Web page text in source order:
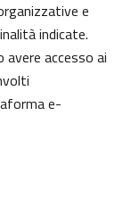
e
indicate.
avere accesso ai
e-